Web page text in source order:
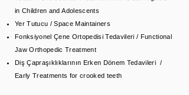
in Children andAdolescents
Yer Tutucu / Space Maintainers
Fonksiyonel Çene Ortopedisi Tedavileri / Functional
Jaw Orthopedic Treatment
Diş Çapraşıklıklarının Erken Dönem Tedavileri /
Early Treatments for crooked teeth